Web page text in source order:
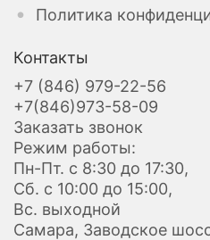
Политика
Контакты
+7 (846) 979-22-56
+7(846)973-58-09
Заказать звонок
Режим работы:
Пн-Пт. с 8:30 до 17:30,
Сб. с 10:00 до 15:00,
Вс. выходной
Самара, Заводское